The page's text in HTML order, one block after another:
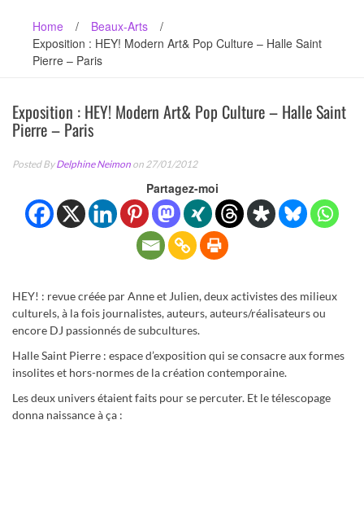
Home / Beaux-Arts
/
Exposition : HEY! Modern Art& Pop Culture – Halle Saint
Pierre – Paris
Exposition : HEY! Modern Art& Pop Culture – Halle Saint
Pierre – Paris
Posted ByDelphine Neimon on 27/01/2012
Partagez-moi
HEY! : revue créée par Anne et Julien, deux activistes des milieux
culturels, à la fois journalistes, auteurs, auteurs/réalisateurs ou
encore DJ passionnés de subcultures.
Halle Saint Pierre : espace d’exposition qui se consacre aux formes
insolites et hors-normes de la création contemporaine.
Les deux univers étaient faits pour se percuter. Et le télescopage
donna naissance à ça :